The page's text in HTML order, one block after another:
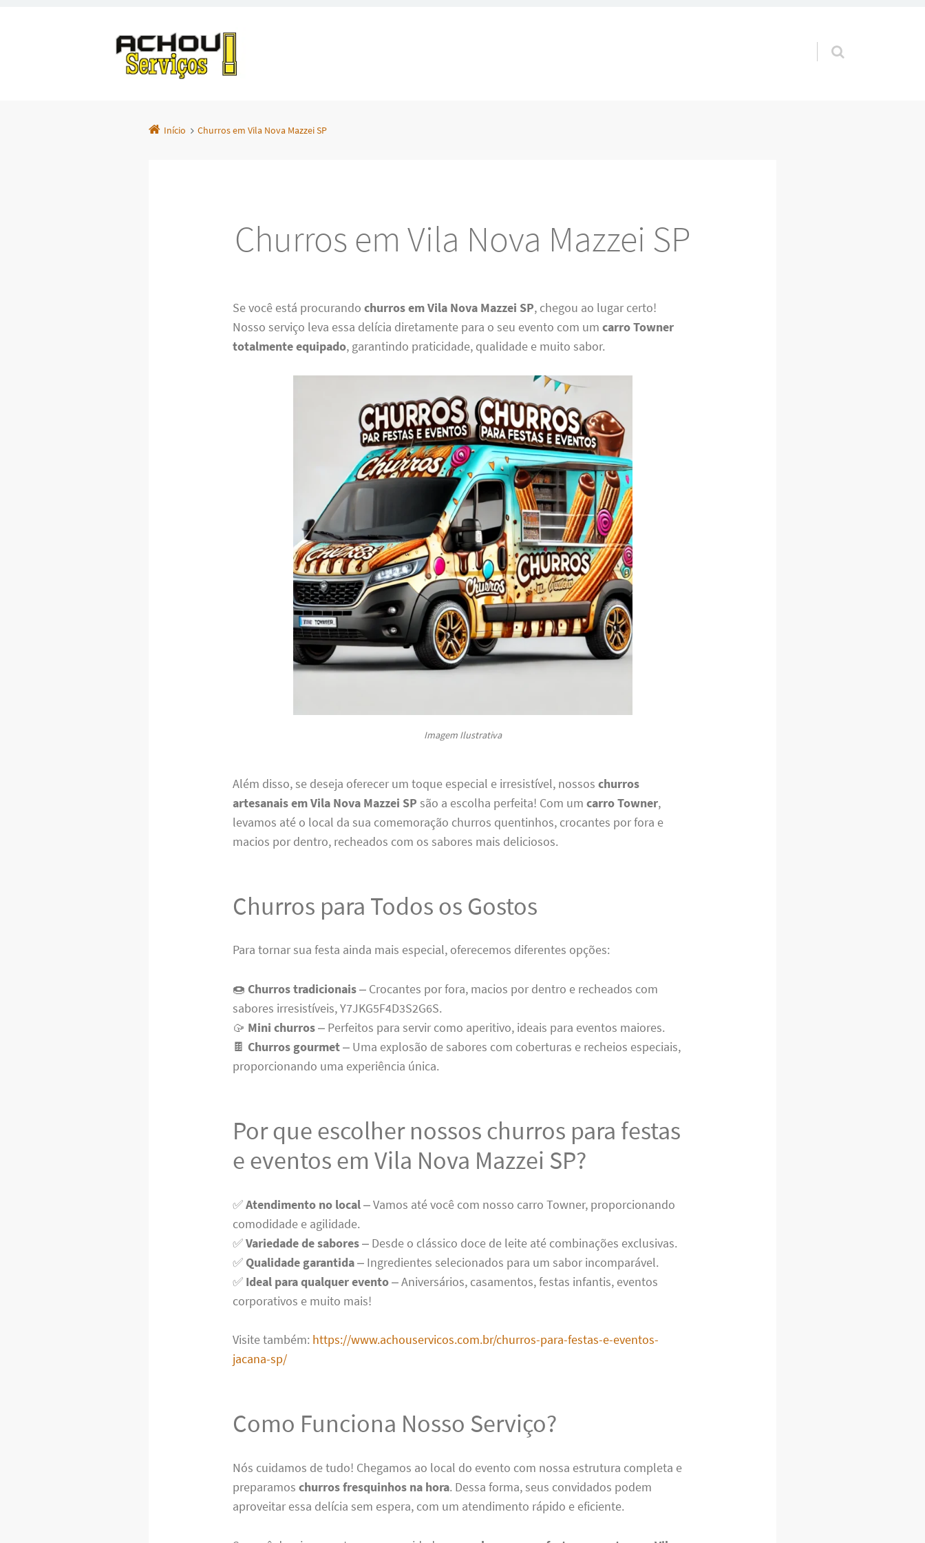
Pular para o conteúdo
Início Churros em Vila Nova Mazzei SP
Churros em Vila Nova Mazzei SP
Se você está procurandochurros em Vila Nova Mazzei SP, chegou ao lugar certo!
Nosso serviço leva essa delícia diretamente para o seu evento com umcarro Towner
totalmente equipado, garantindo praticidade, qualidade e muito sabor.
Imagem Ilustrativa
Além disso, se deseja oferecer um toque especial e irresistível, nossoschurros
artesanais em Vila Nova Mazzei SPsão a escolha perfeita! Com umcarro Towner,
levamos até o local da sua comemoração churros quentinhos, crocantes por fora e
macios por dentro, recheados com os sabores mais deliciosos.
Churros para Todos os Gostos
Para tornar sua festa ainda mais especial, oferecemos diferentes opções:
🍩 Churros tradicionais– Crocantes por fora, macios por dentro e recheados com
sabores irresistíveis, Y7JKG5F4D3S2G6S.
🥠 Mini churros– Perfeitos para servir como aperitivo, ideais para eventos maiores.
🍫 Churros gourmet– Uma explosão de sabores com coberturas e recheios especiais,
proporcionando uma experiência única.
Por que escolher nossos churros para festas
e eventos em Vila Nova Mazzei SP?
✅Atendimento no local– Vamos até você com nosso carro Towner, proporcionando
comodidade e agilidade.
✅Variedade de sabores– Desde o clássico doce de leite até combinações exclusivas.
✅ Qualidade garantida– Ingredientes selecionados para um sabor incomparável.
✅ Ideal para qualquer evento– Aniversários, casamentos, festas infantis, eventos
corporativos e muito mais!
Visite também: https://www.achouservicos.com.br/churros-para-festas-e-eventos-
jacana-sp/
Como Funciona Nosso Serviço?
Nós cuidamos de tudo! Chegamos ao local do evento com nossa estrutura completa e
preparamoschurros fresquinhos na hora. Dessa forma, seus convidados podem
aproveitar essa delícia sem espera, com um atendimento rápido e eficiente.